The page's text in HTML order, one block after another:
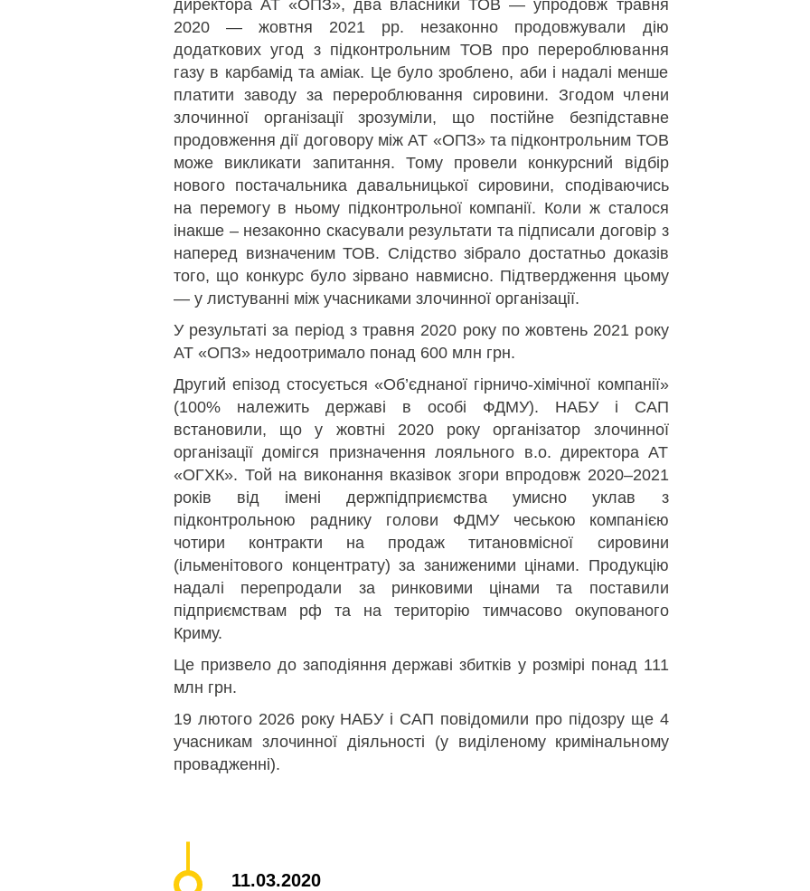
директора АТ «ОПЗ», два власники ТОВ — упродовж травня
2020 — жовтня 2021 рр. незаконно продовжували дію
додаткових угод з підконтрольним ТОВ про перероблювання
газу в карбамід та аміак. Це було зроблено, аби і надалі менше
платити заводу за перероблювання сировини. Згодом члени
злочинної організації зрозуміли, що постійне безпідставне
продовження дії договору між АТ «ОПЗ» та підконтрольним ТОВ
може викликати запитання. Тому провели конкурсний відбір
нового постачальника давальницької сировини, сподіваючись
на перемогу в ньому підконтрольної компанії. Коли ж сталося
інакше – незаконно скасували результати та підписали договір з
наперед визначеним ТОВ. Слідство зібрало достатньо доказів
того, що конкурс було зірвано навмисно. Підтвердження цьому
— у листуванні між учасниками злочинної організації.
У результаті за період з травня 2020 року по жовтень 2021 року
АТ «ОПЗ» недоотримало понад 600 млн грн.
Другий епізод стосується «Об’єднаної гірничо-хімічної компанії»
(100% належить державі в особі ФДМУ). НАБУ і САП
встановили, що у жовтні 2020 року організатор злочинної
організації домігся призначення лояльного в.о. директора АТ
«ОГХК». Той на виконання вказівок згори впродовж 2020–2021
років від імені держпідприємства умисно уклав з
підконтрольною раднику голови ФДМУ чеською компанією
чотири контракти на продаж титановмісної сировини
(ільменітового концентрату) за заниженими цінами. Продукцію
надалі перепродали за ринковими цінами та поставили
підприємствам рф та на територію тимчасово окупованого
Криму.
Це призвело до заподіяння державі збитків у розмірі понад 111
млн грн.
19 лютого 2026 року НАБУ і САП повідомили про підозру ще 4
учасникам злочинної діяльності (у виділеному кримінальному
провадженні).
11.03.2020